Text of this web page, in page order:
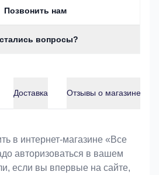
Позвонить нам
вопросы?
Доставка Отзывы о магазине
в интернет-магазине «Bce
авторизоваться в вашем
если вы впервые на сайте,